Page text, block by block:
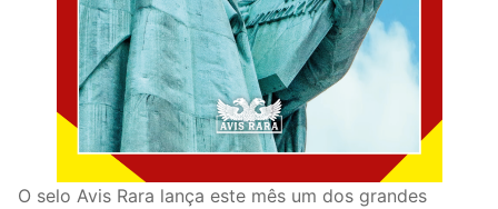
O selo Avis Rara lança este mês um dos grandes